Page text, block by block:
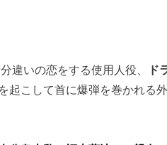
違いの恋をする使用人役、
ド
起こして首に爆弾を巻かれる